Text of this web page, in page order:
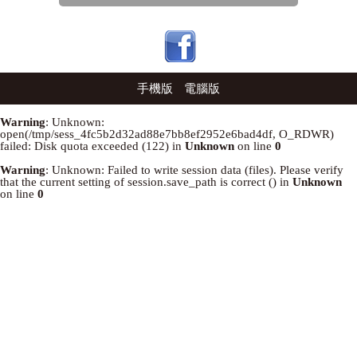
手機版 電腦版
Warning: Unknown:
open(/tmp/sess_4fc5b2d32ad88e7bb8ef2952e6bad4df, O_RDWR)
failed: Disk quota exceeded (122) in Unknown on line 0
Warning: Unknown: Failed to write session data (files). Please verify
that the current setting of session.save_path is correct () in Unknown
on line 0